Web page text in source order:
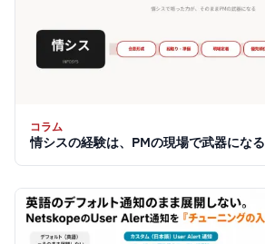
コラム
情シスの経験は、PMの現場で武器になる